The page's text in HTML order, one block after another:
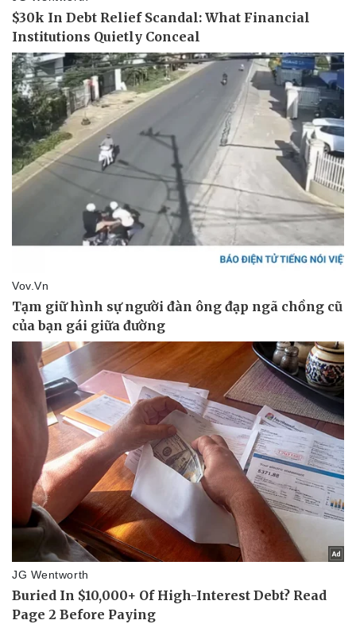
Sức khỏe
Dinh dưỡng - món ngon
Cây thuốc
Sản phụ khoa
Nhi khoa
Nam khoa
Làm đẹp - giảm cân
Phòng mạch online
Ăn sạch sống khỏe
Nhà đẹp
Tình yêu - Gia đình